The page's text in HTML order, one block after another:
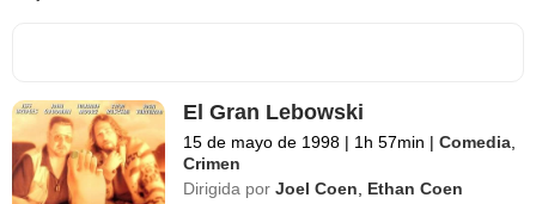
El Gran Lebowski
15 de mayo de 1998 | 1h 57min | Comedia,
Crimen
Dirigida por Joel Coen, Ethan Coen